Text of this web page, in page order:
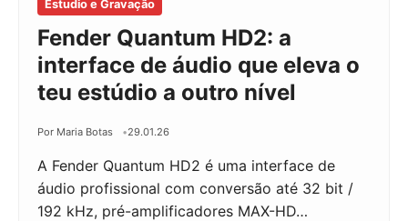
Estudio e Gravação
Fender Quantum HD2: a
interface de áudio que eleva o
teu estúdio a outro nível
Por Maria Botas 29.01.26
A Fender Quantum HD2 é uma interface de
áudio profissional com conversão até 32 bit /
192 kHz, pré-amplificadores MAX-HD…